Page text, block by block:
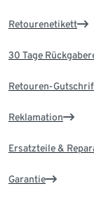
Retourenetikett
30 Tage
Retouren-
Reklamation
Ersatzteile &
Garantie